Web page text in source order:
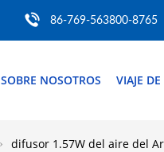
86-769-563800-8765
SOBRE NOSOTROS VIAJE
difusor 1.57W del aire del